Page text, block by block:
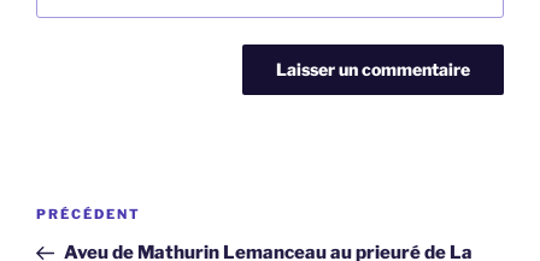
Navigation
Article
précédent
PRÉCÉDENT
Aveu de Mathurin Lemanceau au prieuré de La